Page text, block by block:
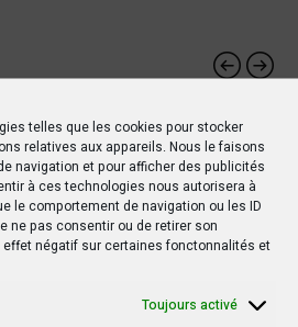
telles que les cookies pour stocker
relatives aux appareils. Nous le faisons
navigation et pour afficher des publicités
à ces technologies nous autorisera à
le comportement de navigation ou les ID
ne pas consentir ou de retirer son
négatif sur certaines fonctonnalités et
Toujours activé
POLITIQUE